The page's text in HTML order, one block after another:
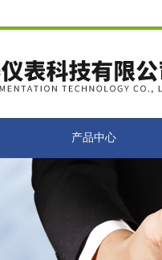
产品中心